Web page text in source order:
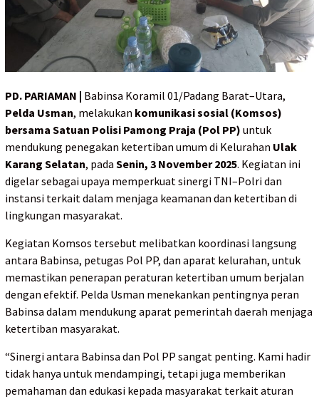
PD. PARIAMAN | Babinsa Koramil 01/Padang Barat–Utara,
Pelda Usman, melakukan komunikasi sosial (Komsos)
bersama Satuan Polisi Pamong Praja (Pol PP) untuk
mendukung penegakan ketertiban umum di Kelurahan Ulak
Karang Selatan, pada Senin, 3 November 2025. Kegiatan ini
digelar sebagai upaya memperkuat sinergi TNI–Polri dan
instansi terkait dalam menjaga keamanan dan ketertiban di
lingkungan masyarakat.
Kegiatan Komsos tersebut melibatkan koordinasi langsung
antara Babinsa, petugas Pol PP, dan aparat kelurahan, untuk
memastikan penerapan peraturan ketertiban umum berjalan
dengan efektif. Pelda Usman menekankan pentingnya peran
Babinsa dalam mendukung aparat pemerintah daerah menjaga
ketertiban masyarakat.
“Sinergi antara Babinsa dan Pol PP sangat penting. Kami hadir
tidak hanya untuk mendampingi, tetapi juga memberikan
pemahaman dan edukasi kepada masyarakat terkait aturan